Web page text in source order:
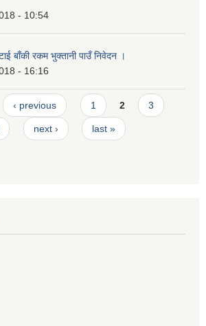
- 10:54
बाँकी रकम भुक्तानी पाउँ निवेदन ।
- 16:16
‹ previous 1 2 3
next › last »